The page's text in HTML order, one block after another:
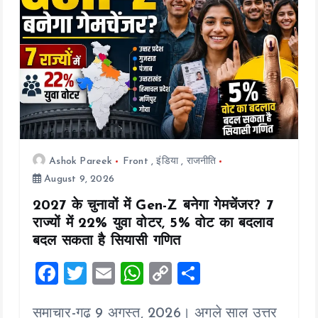
o
n
Ashok Pareek Front ,इंडिया, राजनीति
August 9, 2026
2027 के चुनावों में Gen-Z बनेगा गेमचेंजर? 7
राज्यों में 22% युवा वोटर, 5% वोट का बदलाव
बदल सकता है सियासी गणित
F
T
E
W
C
समाचार-गढ़ 9 अगस्त, 2026। अगले साल उत्तर